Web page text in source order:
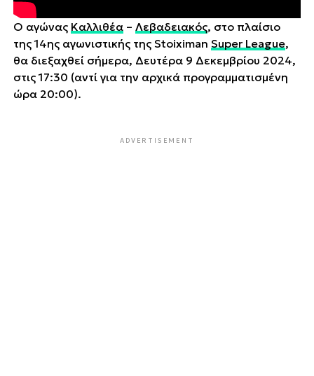
Ο αγώνας Καλλιθέα– Λεβαδειακός, στο πλαίσιο
της 14ης αγωνιστικής της Stoiximan Super League,
θα διεξαχθεί σήμερα, Δευτέρα 9 Δεκεμβρίου 2024,
στις 17:30 (αντί για την αρχικά προγραμματισμένη
ώρα 20:00).
ADVERTISEMENT